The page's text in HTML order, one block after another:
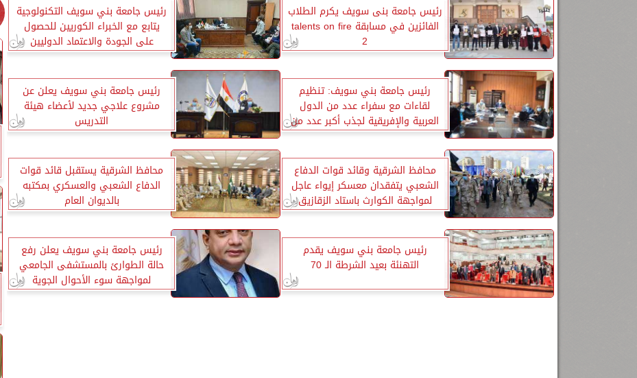
رئيس جامعة بنى سويف يكرم الطلاب
الفائزين في مسابقة talents on fire
2
رئيس جامعة بني سويف التكنولوجية
يتابع مع الخبراء الكوريين للحصول
على الجودة والاعتماد الدوليين
رئيس جامعة بني سويف: تنظيم
لقاءات مع سفراء عدد من الدول
العربية والإفريقية لجذب أكبر عدد من
الوافدين
رئيس جامعة بني سويف يعلن عن
مشروع علاجي جديد لأعضاء هيئة
التدريس
محافظ الشرقية وقائد قوات الدفاع
الشعبي يتفقدان معسكر إيواء عاجل
لمواجهة الكوارث باستاد الزقازيق
محافظ الشرقية يستقبل قائد قوات
الدفاع الشعبي والعسكري بمكتبه
بالديوان العام
رئيس جامعة بني سويف يقدم
التهنئة بعيد الشرطة الـ 70
رئيس جامعة بني سويف يعلن رفع
حالة الطوارئ بالمستشفى الجامعي
لمواجهة سوء الأحوال الجوية